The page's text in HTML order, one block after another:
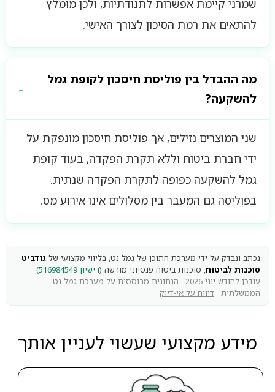
שמרני קיימת אפשרות לתנודתיות, ולכן מומלץ
להתאים את רמת הסיכון לצורך האישי.
מה ההבדל בין פוליסת חיסכון לקופת גמל
להשקעה?
שני המוצרים נזילים, אך פוליסת חיסכון מונפקת על
ידי חברת ביטוח וללא תקרת הפקדה, בעוד קופת
גמל להשקעה כפופה לתקרת הפקדה שנתית.
בפוליסה גם המעבר בין מסלולים אינו אירוע מס.
נכתב ונבדק על ידי מערכת התוכן של גמל נט, בליווי מקצועי של גודביט
סוכנות לביטוח, סוכנות ביטוח פנסיוני מורשה (רישיון 516984549
)
עודכן לחודש יוני 2026 · הנתונים מבוססים על מערכת גמל-נט
הממשלתית · דיווח על אי-דיוק
מידע מקצועי שעשוי לעניין אותך